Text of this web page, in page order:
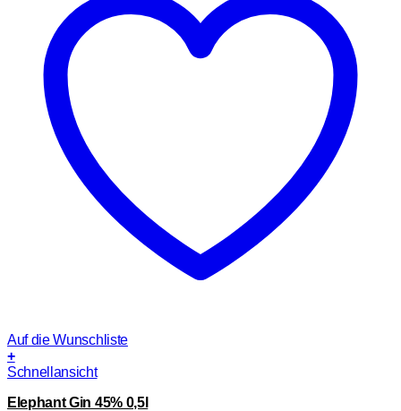
Auf die Wunschliste
+
Schnellansicht
Elephant Gin 45% 0,5l